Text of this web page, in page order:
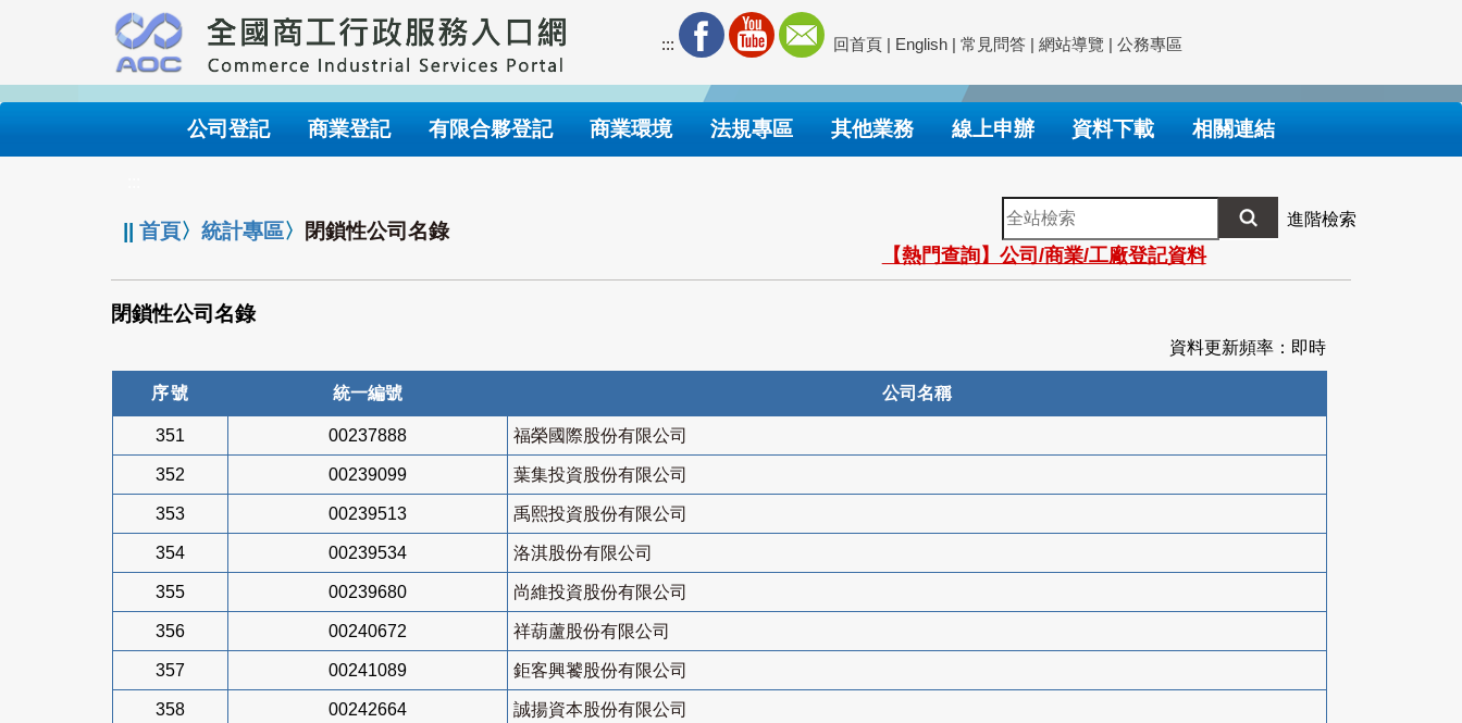
要
內
::: 回首頁 | English | 常見問答 | 網站導覽 | 公務專區
公司登記 商業登記 有限合夥登記 商業環境 法規專區 其他業務 線上申辦 資料下載 相關連結
||首頁〉統計專區〉 閉鎖性公司名錄
全
站
檢
索
進階檢索
【熱門查詢】公司/商業/工廠登記資料
閉鎖性公司名錄
資料更新頻率：即時
序號 統一編號 公司名稱
351 00237888 福榮國際股份有限公司
352 00239099 葉集投資股份有限公司
353 00239513 禹熙投資股份有限公司
354 00239534 洛淇股份有限公司
355 00239680 尚維投資股份有限公司
356 00240672 祥葫蘆股份有限公司
357 00241089 鉅客興饕股份有限公司
358 00242664 誠揚資本股份有限公司